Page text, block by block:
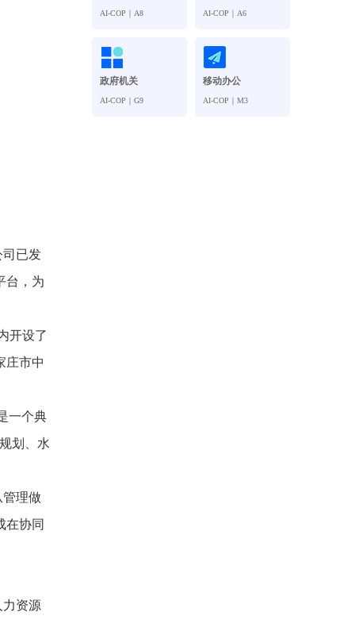
AI-COP｜A8 AI-COP｜A6
政府机关
AI-COP｜G9
移动办公
AI-COP｜M3
司已发
台，为
开设了
庄市中
一个典
划、水
管理做
在协同
力资源